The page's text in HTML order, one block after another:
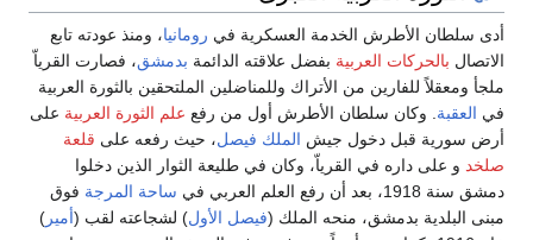
أدى سلطان الأطرش الخدمة العسكرية في رومانيا، ومنذ عودته تابع
الاتصال بالحركات العربية بفضل علاقته الدائمة بدمشق، فصارت القرياّ
ملجأ ومعقلاً للفارين من الأتراك وللمناضلين الملتحقين بالثورة العربية
في العقبة . وكان سلطان الأطرش أول من رفع علم الثورة العربية على
أرض سورية قبل دخول جيش الملك فيصل، حيث رفعه على قلعة
صلخد و على داره في القرياّ، وكان في طليعة الثوار الذين دخلوا
دمشق سنة 1918، بعد أن رفع العلم العربي في
ساحة المرجة فوق
مبنى البلدية بدمشق، منحه الملك (فيصل الأول) لشجاعته لقب (أمير )